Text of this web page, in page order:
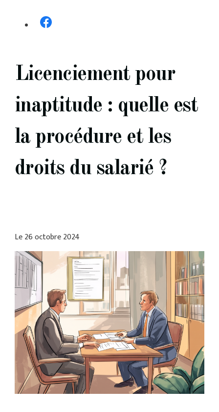
Licenciement pour
inaptitude : quelle est
la procédure et les
droits du salarié ?
Le26 octobre 2024